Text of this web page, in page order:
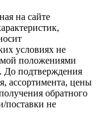
на сайте
условиях не
положениями
До подтверждения
ассортимента, цены
обратного
поставки не